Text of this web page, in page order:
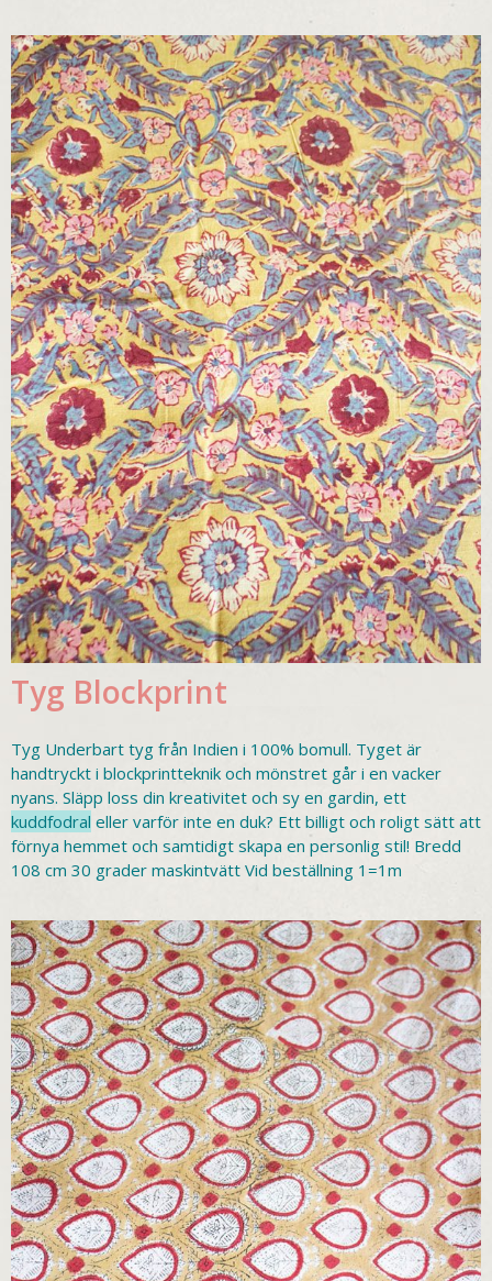
Tyg Blockprint
Tyg Underbart tyg från Indien i 100% bomull. Tyget är
handtryckt i blockprintteknik och mönstret går i en vacker
nyans. Släpp loss din kreativitet och sy en gardin, ett
kuddfodral eller varför inte en duk? Ett billigt och roligt sätt att
förnya hemmet och samtidigt skapa en personlig stil! Bredd
108 cm 30 grader maskintvätt Vid beställning 1=1m